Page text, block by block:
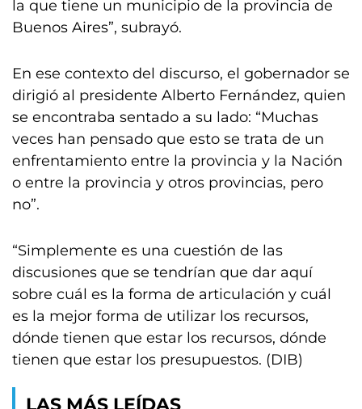
la que tiene un municipio de la provincia de
Buenos Aires”, subrayó.
En ese contexto del discurso, el gobernador se
dirigió al presidente Alberto Fernández, quien
se encontraba sentado a su lado: “Muchas
veces han pensado que esto se trata de un
enfrentamiento entre la provincia y la Nación
o entre la provincia y otros provincias, pero
no”.
“Simplemente es una cuestión de las
discusiones que se tendrían que dar aquí
sobre cuál es la forma de articulación y cuál
es la mejor forma de utilizar los recursos,
dónde tienen que estar los recursos, dónde
tienen que estar los presupuestos. (DIB)
LAS MÁS LEÍDAS